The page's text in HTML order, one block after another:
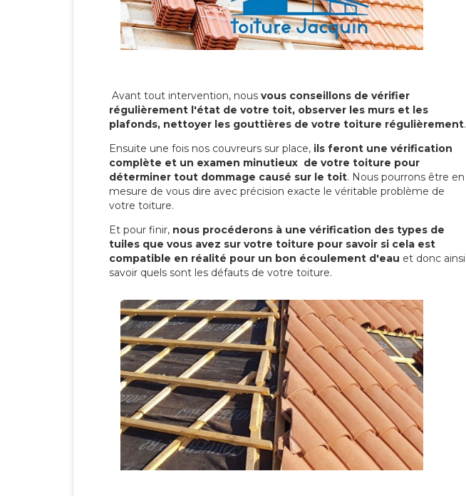
Avant tout intervention, nous vous conseillons de vérifier
régulièrement l'état de votre toit, observer les murs et les
plafonds, nettoyer les gouttières de votre toiture régulièrement.
Ensuite une fois nos couvreurs sur place, ils feront une vérification
complète et un examen minutieux de votre toiture pour
déterminer tout dommage causé sur le toit. Nous pourrons être en
mesure de vous dire avec précision exacte le véritable problème de
votre toiture.
Et pour finir, nous procéderons à une vérification des types de
tuiles que vous avez sur votre toiture pour savoir si cela est
compatible en réalité pour un bon écoulement d'eau et donc ainsi
savoir quels sont les défauts de votre toiture.